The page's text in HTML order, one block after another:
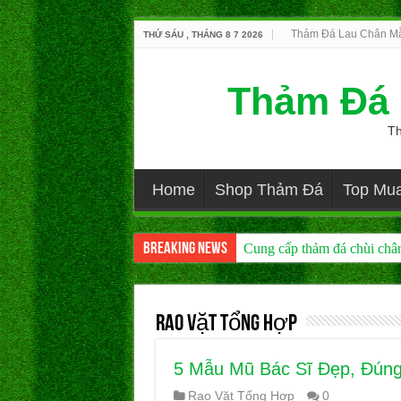
THỨ SÁU , THÁNG 8 7 2026 Thảm Đá Lau Chân
Thảm Đá
Home Shop Thảm Đá Top
Breaking News Cung cấp thảm đá chùi
Rao Vặt Tổng Hợp
5 Mẫu Mũ Bác Sĩ Đẹp,
Rao Vặt Tổng Hợp 0